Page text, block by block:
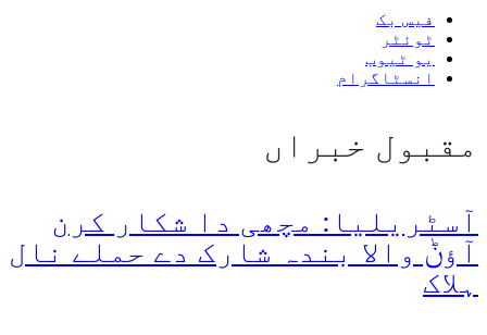
فیس بک
ٹوئٹر
یو ٹیوب
انسٹاگرام
مقبول خبراں
آسٹریلیا: مچھی دا شکار کرن
آؤݨ والا بندہ شارک دے حملے نال
ہلاک